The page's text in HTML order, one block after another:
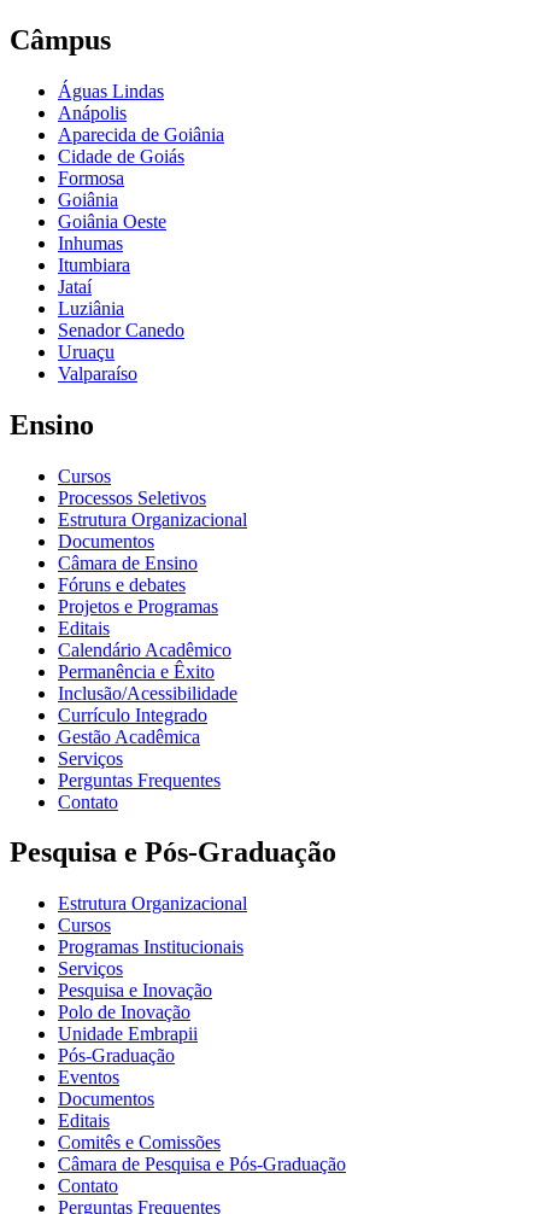
Câmpus
Águas Lindas
Anápolis
Aparecida de Goiânia
Cidade de Goiás
Formosa
Goiânia
Goiânia Oeste
Inhumas
Itumbiara
Jataí
Luziânia
Senador Canedo
Uruaçu
Valparaíso
Ensino
Cursos
Processos Seletivos
Estrutura Organizacional
Documentos
Câmara de Ensino
Fóruns e debates
Projetos e Programas
Editais
Calendário Acadêmico
Permanência e Êxito
Inclusão/Acessibilidade
Currículo Integrado
Gestão Acadêmica
Serviços
Perguntas Frequentes
Contato
Pesquisa e Pós-Graduação
Estrutura Organizacional
Cursos
Programas Institucionais
Serviços
Pesquisa e Inovação
Polo de Inovação
Unidade Embrapii
Pós-Graduação
Eventos
Documentos
Editais
Comitês e Comissões
Câmara de Pesquisa e Pós-Graduação
Contato
Perguntas Frequentes